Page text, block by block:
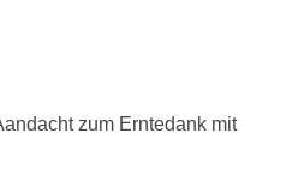
zum Erntedank mit